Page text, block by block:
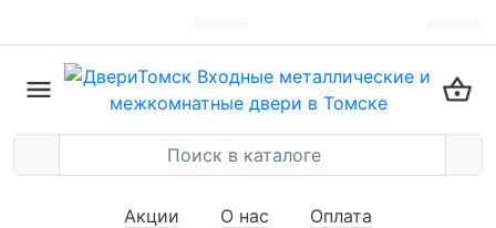
Акции О нас Оплата